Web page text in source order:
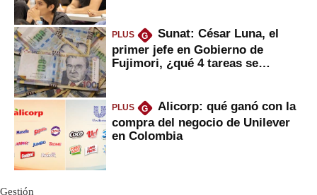
PLUS G
Sunat: César Luna, el
primer jefe en Gobierno de
Fujimori, ¿qué 4 tareas se
PLUS G
Alicorp: qué ganó con la
compra del negocio de Unilever
en Colombia
Gestión